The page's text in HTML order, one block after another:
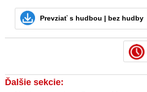
Prevziať s hudbou | bez hudby
Ďalšie sekcie: